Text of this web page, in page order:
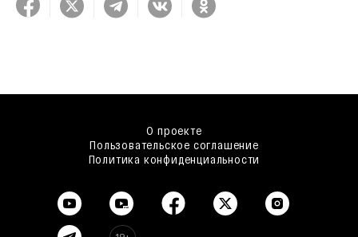
О проекте
Пользовательское соглашение
Политика конфиденциальности